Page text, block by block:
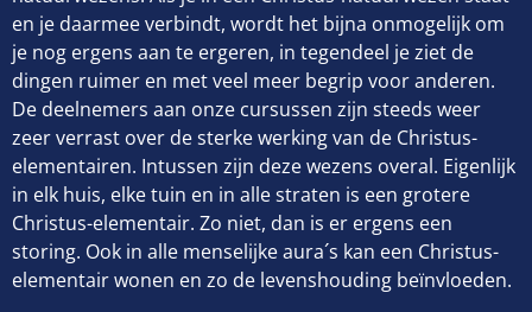
en je daarmee verbindt, wordt het bijna onmogelijk om
je nog ergens aan te ergeren, in tegendeel je ziet de
dingen ruimer en met veel meer begrip voor anderen.
De deelnemers aan onze cursussen zijn steeds weer
zeer verrast over de sterke werking van de Christus-
elementairen. Intussen zijn deze wezens overal. Eigenlijk
in elk huis, elke tuin en in alle straten is een grotere
Christus-elementair. Zo niet, dan is er ergens een
storing. Ook in alle menselijke aura´s kan een Christus-
elementair wonen en zo de levenshouding beïnvloeden.